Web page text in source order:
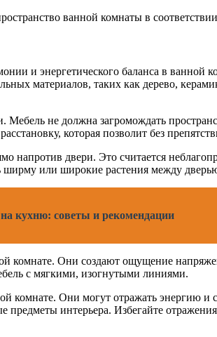
ванной комнаты в
и энергетического баланса в
материалов, таких как дерево,
не должна загромождать
которая позволит без
напротив двери. Это считается
ширму или широкие растения между
кухню: советы и рекомендации
комнате. Они создают ощущение
с мягкими, изогнутыми линиями.
комнате. Они могут отражать энергию
интерьера. Избегайте